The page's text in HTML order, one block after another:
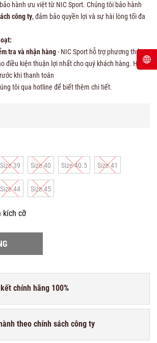
hành ưu việt từ NIC Sport. Chúng tôi bảo hành
công ty, đảm bảo quyền lợi và sự hài lòng tối đa
tra và nhận hàng- NIC Sport hỗ trợ phương thức
điều kiện thuận lợi nhất cho quý khách hàng. Hãy
khi thanh toán
tôi qua hotline để biết thêm chi tiết.
Size 39 Size 40 Size 40.5 Size 41
Size 44 Size 45
kích cỡ
chính hãng 100%
theo chính sách công ty